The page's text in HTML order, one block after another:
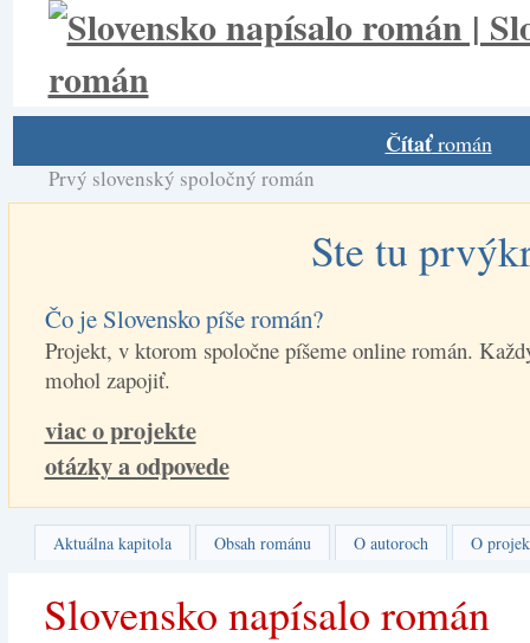
Prvý slovenský spoločný román
Čítaťromán
Ste tu
Čo je Slovensko píše román?
Projekt, v ktorom spoločne píšeme online román.
mohol zapojiť.
viac o projekte
otázky a odpovede
Aktuálna kapitola Obsah románu O autoroch O
Slovensko napísalo román